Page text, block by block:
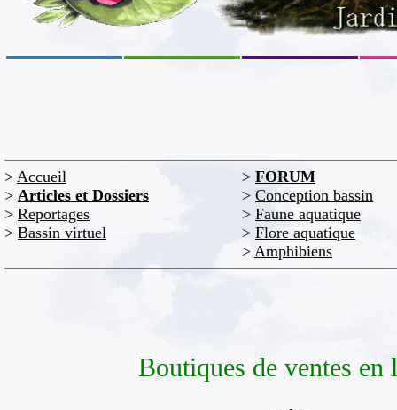
> Accueil
> Articles et Dossiers
> Reportages
> Bassin virtuel
> FORUM
> Conception bassin
> Faune aquatique
> Flore aquatique
> Amphibiens
Boutiques de ventes en